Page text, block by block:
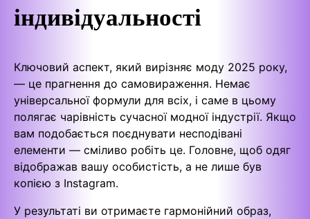
індивідуальності
Ключовий аспект, який вирізняє моду 2025 року,
— це прагнення до самовираження. Немає
універсальної формули для всіх, і саме в цьому
полягає чарівність сучасної модної індустрії. Якщо
вам подобається поєднувати несподівані
елементи — сміливо робіть це. Головне, щоб одяг
відображав вашу особистість, а не лише був
копією з Instagram.
У результаті ви отримаєте гармонійний образ,